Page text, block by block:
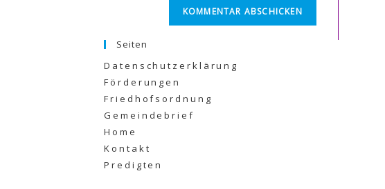
Seiten
Datenschutzerklärung
Förderungen
Friedhofsordnung
Gemeindebrief
Home
Kontakt
Predigten